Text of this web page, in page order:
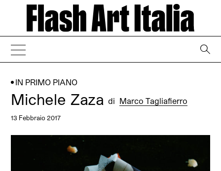
IN PRIMO PIANO
Michele Zazadi Marco Tagliafierro
13 Febbraio 2017